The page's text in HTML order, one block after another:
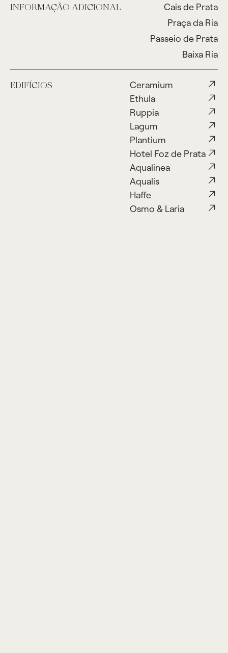
INFORMAÇÃO ADICIONAL
Cais de Prata
Praça da Ria
Passeio de Prata
Baixa Ria
EDIFÍCIOS
Ceramium
Ethula
Ruppia
Lagum
Plantium
Hotel Foz de Prata
Aqualinea
Aqualis
Haffe
Osmo & Laria